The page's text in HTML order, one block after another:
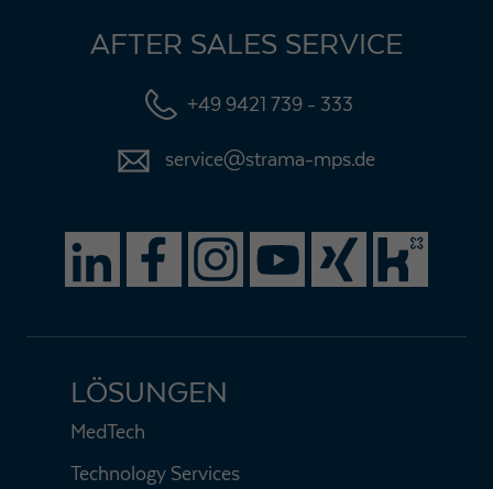
AFTER SALES SERVICE
+49 9421 739 - 333
service@strama-mps.de
LÖSUNGEN
MedTech
Technology Services